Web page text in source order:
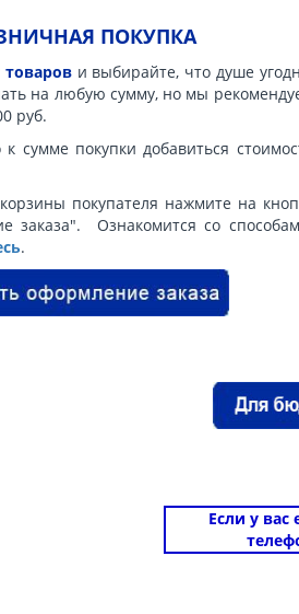
ПОКУПКА
товарови выбирайте, что душе
на любую сумму, но мы
руб.
к сумме покупки добавиться
покупателя нажмите на
заказа". Ознакомится со
.
Если у вас